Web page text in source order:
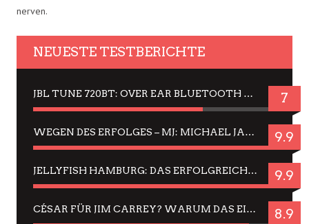
nerven.
NEUESTE TESTBERICHTE
JBL TUNE 720BT: OVER EAR BLUETOOTH KOPFHÖRER UM DIE 50,-€ IM DAUER-TEST 7
WEGEN DES ERFOLGES – MJ: MICHAEL JACKSON MUSICAL IN EINER MATINEE SEHEN 9.9
JELLYFISH HAMBURG: DAS ERFOLGREICHE SOMMER-MENÜ 2025 IN GEFÜHLEN UND BILDERN 9.9
CÉSAR FÜR JIM CARREY? WARUM DAS EINER DER NERVIGSTEN ACTORS IST UND BLEIBT 8.9